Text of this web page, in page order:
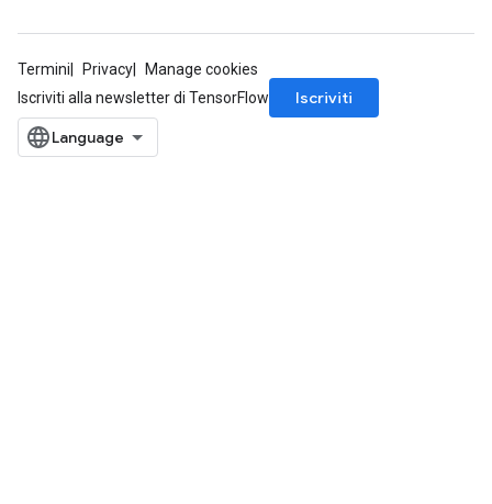
Termini Privacy
Manage cookies
Iscriviti alla newsletter di TensorFlow
Iscriviti